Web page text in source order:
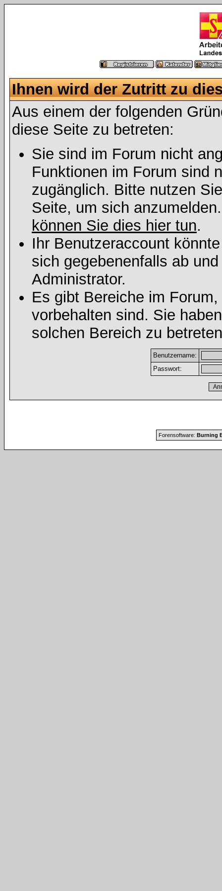
Ihnen wird der Zutritt zu
Aus einem der folgenden
diese Seite zu betreten:
Sie sind im Forum nicht
Funktionen im Forum sind
zugänglich. Bitte nutzen
Seite, um sich
können Sie dies hier tun.
Ihr Benutzeraccount
sich gegebenenfalls ab
Administrator.
Es gibt Bereiche im
vorbehalten sind. Sie
solchen Bereich zu
Benutzername:
Passwort:
Forensoftware: Burning